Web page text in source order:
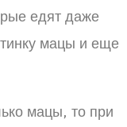
едят даже
мацы и еще
мацы, то при